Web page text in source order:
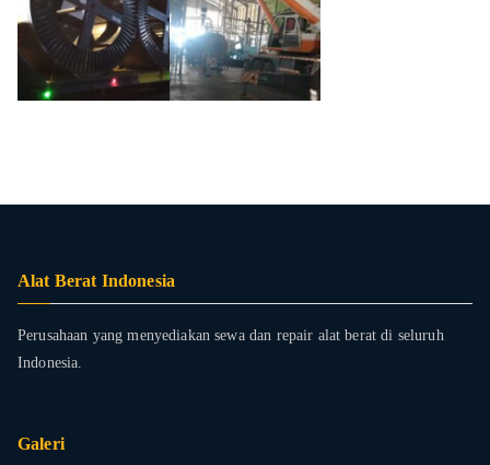
Alat Berat Indonesia
Perusahaan yang menyediakan sewa dan repair alat berat di seluruh
Indonesia.
Galeri